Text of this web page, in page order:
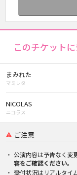
このチケット
まみれた
マミレタ
NICOLAS
ニコラス
ご注意
公演内容は予告なく変
容をご確認ください。
受付状況はリアルタイ